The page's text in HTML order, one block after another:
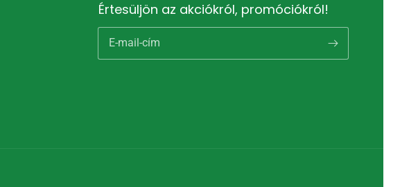
Értesüljön az akciókról, promóciókról!
E-mail-cím